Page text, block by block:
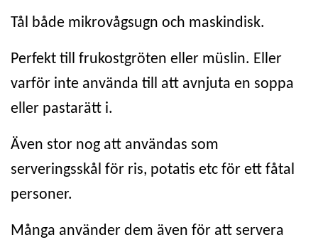
Tål både mikrovågsugn och maskindisk.
Perfekt till frukostgröten eller müslin. Eller
varför inte använda till att avnjuta en soppa
eller pastarätt i.
Även stor nog att användas som
serveringsskål för ris, potatis etc för ett fåtal
personer.
Många använder dem även för att servera